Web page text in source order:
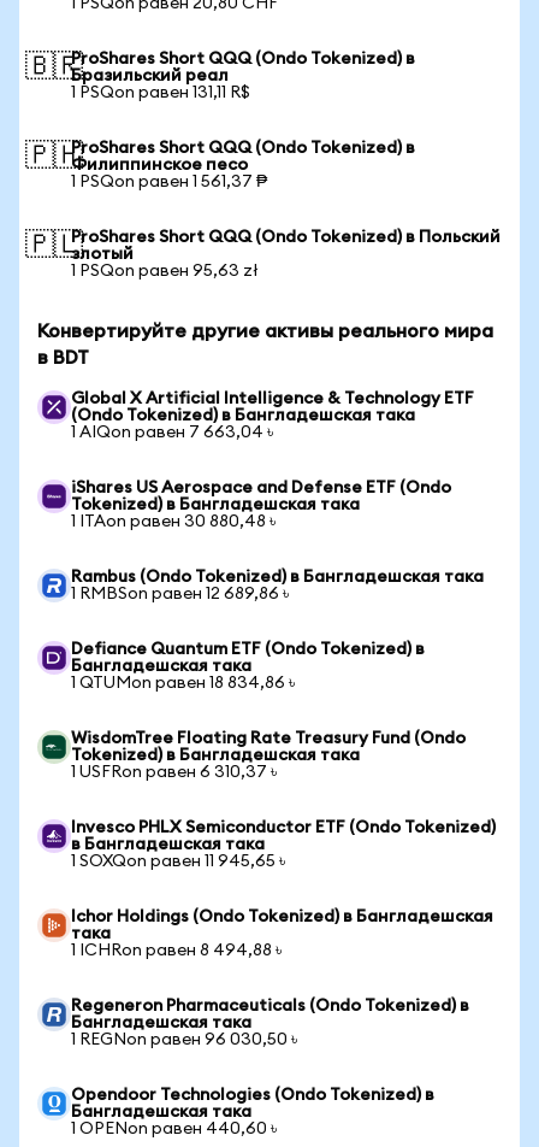
1 PSQon равен 20,80 CHF
🇧🇷ProShares Short QQQ (Ondo Tokenized) в
Бразильский реал
1 PSQon равен 131,11 R$
🇵🇭ProShares Short QQQ (Ondo Tokenized) в
Филиппинское песо
1 PSQon равен 1 561,37 ₱
🇵🇱ProShares Short QQQ (Ondo Tokenized) в Польский
злотый
1 PSQon равен 95,63 zł
Конвертируйте другие активы реального мира
в BDT
Global X Artificial Intelligence & Technology ETF
(Ondo Tokenized) в Бангладешская така
1 AIQon равен 7 663,04 ৳
iShares US Aerospace and Defense ETF (Ondo
Tokenized) в Бангладешская така
1 ITAon равен 30 880,48 ৳
Rambus (Ondo Tokenized) в Бангладешская така
1 RMBSon равен 12 689,86 ৳
Defiance Quantum ETF (Ondo Tokenized) в
Бангладешская така
1 QTUMon равен 18 834,86 ৳
WisdomTree Floating Rate Treasury Fund (Ondo
Tokenized) в Бангладешская така
1 USFRon равен 6 310,37 ৳
Invesco PHLX Semiconductor ETF (Ondo Tokenized)
в Бангладешская така
1 SOXQon равен 11 945,65 ৳
Ichor Holdings (Ondo Tokenized) в Бангладешская
така
1 ICHRon равен 8 494,88 ৳
Regeneron Pharmaceuticals (Ondo Tokenized) в
Бангладешская така
1 REGNon равен 96 030,50 ৳
Opendoor Technologies (Ondo Tokenized) в
Бангладешская така
1 OPENon равен 440,60 ৳